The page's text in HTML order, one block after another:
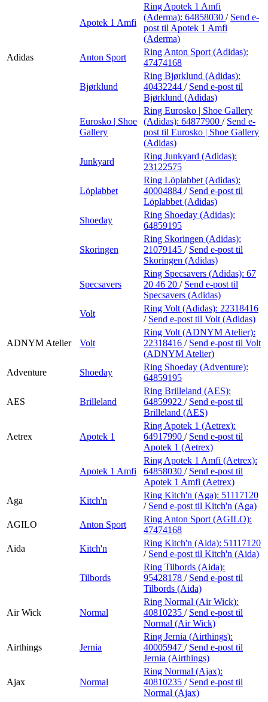
Apotek 1 Amfi
Ring Apotek 1 Amfi
(Aderma): 64858030 / Send e-
post til Apotek 1 Amfi
(Aderma)
Adidas
Anton Sport
Ring Anton Sport (Adidas):
47474168
Bjørklund
Ring Bjørklund (Adidas):
40432244 / Send e-post til
Bjørklund (Adidas)
Eurosko | Shoe
Gallery
Ring Eurosko | Shoe Gallery
(Adidas): 64877900 / Send e-
post til Eurosko | Shoe Gallery
(Adidas)
Junkyard
Ring Junkyard (Adidas):
23122575
Löplabbet
Ring Löplabbet (Adidas):
40004884 / Send e-post til
Löplabbet (Adidas)
Shoeday
Ring Shoeday (Adidas):
64859195
Skoringen
Ring Skoringen (Adidas):
21079145 / Send e-post til
Skoringen (Adidas)
Specsavers
Ring Specsavers (Adidas): 67
20 46 20 / Send e-post til
Specsavers (Adidas)
Volt
Ring Volt (Adidas): 22318416
/ Send e-post til Volt (Adidas)
ADNYM Atelier Volt
Ring Volt (ADNYM Atelier):
22318416 / Send e-post til Volt
(ADNYM Atelier)
Adventure
Shoeday
Ring Shoeday (Adventure):
64859195
AES Brilleland
Ring Brilleland (AES):
64859922 / Send e-post til
Brilleland (AES)
Aetrex Apotek 1
Ring Apotek 1 (Aetrex):
64917990 / Send e-post til
Apotek 1 (Aetrex)
Apotek 1 Amfi
Ring Apotek 1 Amfi (Aetrex):
64858030 / Send e-post til
Apotek 1 Amfi (Aetrex)
Aga
Kitch'n
Ring Kitch'n (Aga): 51117120
/ Send e-post til Kitch'n (Aga)
AGILO
Anton Sport
Ring Anton Sport (AGILO):
47474168
Aida
Kitch'n
Ring Kitch'n (Aida): 51117120
/ Send e-post til Kitch'n (Aida)
Tilbords
Ring Tilbords (Aida):
95428178 / Send e-post til
Tilbords (Aida)
Air Wick Normal
Ring Normal (Air Wick):
40810235 / Send e-post til
Normal (Air Wick)
Airthings Jernia
Ring Jernia (Airthings):
40005947 / Send e-post til
Jernia (Airthings)
Ajax Normal
Ring Normal (Ajax):
40810235 / Send e-post til
Normal (Ajax)